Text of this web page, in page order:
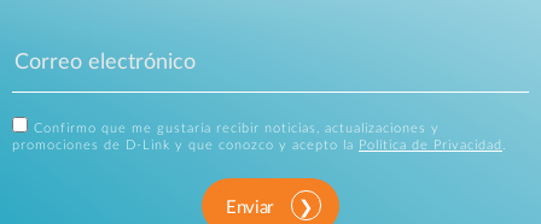
Confirmo que me gustaría recibir noticias, actualizaciones y
promociones de D-Link y que conozco y acepto la
Política de Privacidad .
Enviar